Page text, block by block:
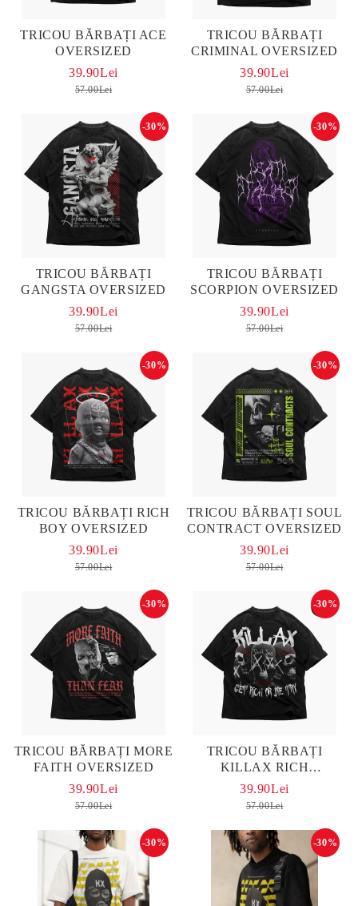
TRICOU BĂRBAȚI ACE
OVERSIZED
39.90Lei
57.00Lei
TRICOU BĂRBAȚI
CRIMINAL OVERSIZED
39.90Lei
57.00Lei
TRICOU BĂRBAȚI
GANGSTA OVERSIZED
-30%
39.90Lei
57.00Lei
TRICOU BĂRBAȚI
SCORPION OVERSIZED
-30%
39.90Lei
57.00Lei
TRICOU BĂRBAȚI RICH
BOY OVERSIZED
-30%
39.90Lei
57.00Lei
TRICOU BĂRBAȚI SOUL
CONTRACT OVERSIZED
-30%
39.90Lei
57.00Lei
TRICOU BĂRBAȚI MORE
FAITH OVERSIZED
-30%
39.90Lei
57.00Lei
TRICOU BĂRBAȚI
KILLAX RICH
OVERSIZED
-30%
39.90Lei
57.00Lei
-30% -30%